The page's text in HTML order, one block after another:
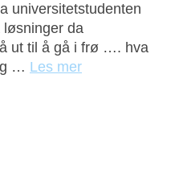
universitetstudenten
løsninger da
ut til å gå i frø …. hva
… Les mer